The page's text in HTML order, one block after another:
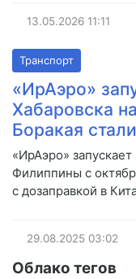
13.05.2026 11:11
Транспорт
«ИрАэро»
Хабаровска
Боракая
«ИрАэро»
Филиппины с
с дозаправкой в
29.08.2025 03:02
Облако тегов